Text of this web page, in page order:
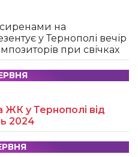
на
у Тернополі вечір
при свічках
ЖК у Тернополі від
2024